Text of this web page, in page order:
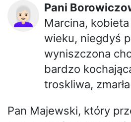
👩🏻‍🦳 Pani
Marcina,
wieku, niegdyś
wyniszczona
bardzo
troskliwa,
Pan Majewski, który